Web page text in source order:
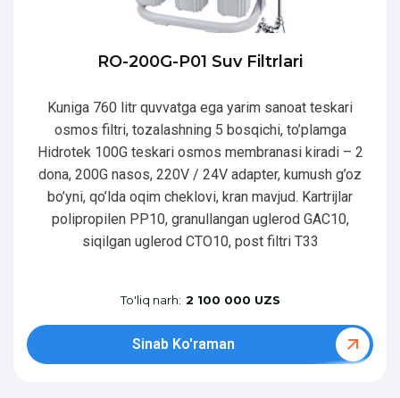
RO-200G-P01 Suv Filtrlari
Kuniga 760 litr quvvatga ega yarim sanoat teskari
osmos filtri, tozalashning 5 bosqichi, to’plamga
Hidrotek 100G teskari osmos membranasi kiradi – 2
dona, 200G nasos, 220V / 24V adapter, kumush g’oz
bo’yni, qo’lda oqim cheklovi, kran mavjud. Kartrijlar
polipropilen PP10, granullangan uglerod GAC10,
siqilgan uglerod CTO10, post filtri T33
To'liq narh: 2 100 000 UZS
Sinab Ko'raman